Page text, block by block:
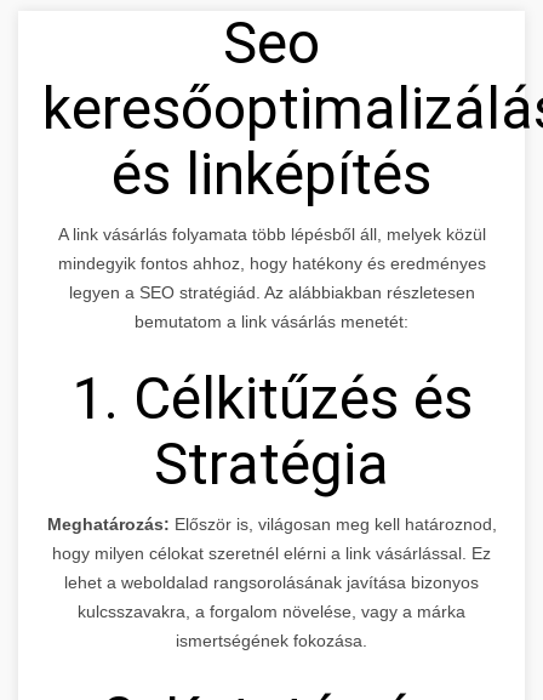
Seo
és linképítés
A link vásárlás folyamata több lépésből áll, melyek közül
mindegyik fontos ahhoz, hogy hatékony és eredményes
legyen a SEO stratégiád. Az alábbiakban részletesen
bemutatom a link vásárlás menetét:
1. Célkitűzés és
Stratégia
Meghatározás: Először is, világosan meg kell határoznod,
hogy milyen célokat szeretnél elérni a link vásárlással. Ez
lehet a weboldalad rangsorolásának javítása bizonyos
kulcsszavakra, a forgalom növelése, vagy a márka
ismertségének fokozása.